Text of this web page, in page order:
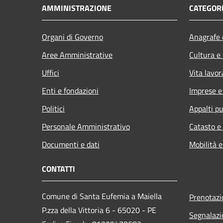
AMMINISTRAZIONE
Organi di Governo
Aree Amministrative
Uffici
Enti e fondazioni
Politici
Personale Amministrativo
Documenti e dati
Cultura
Vita
Imprese
Appalti
Catasto
Mobilità
CONTATTI
Comune di Santa Eufemia a Maiella
P.zza della Vittoria 6 - 65020 - PE